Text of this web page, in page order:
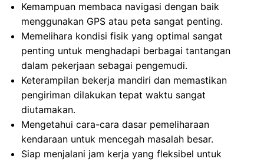
Kemampuan membaca navigasi dengan baik
menggunakan GPS atau peta sangat penting.
Memelihara kondisi fisik yang optimal sangat
penting untuk menghadapi berbagai tantangan
dalam pekerjaan sebagai pengemudi.
Keterampilan bekerja mandiri dan memastikan
pengiriman dilakukan tepat waktu sangat
diutamakan.
Mengetahui cara-cara dasar pemeliharaan
kendaraan untuk mencegah masalah besar.
Siap menjalani jam kerja yang fleksibel untuk